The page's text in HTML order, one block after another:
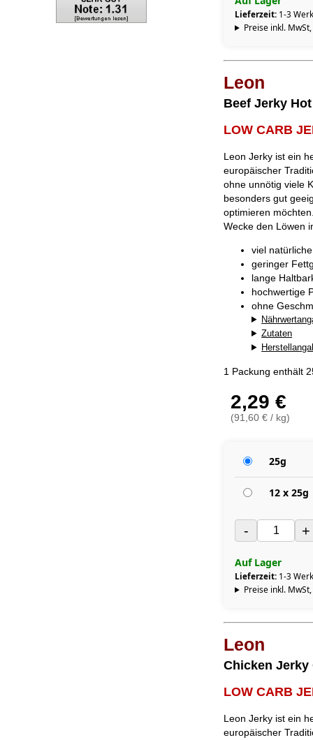
Lieferzeit: 1-3
Preise inkl.
Leon
Beef Jerky
LOW CARB
Leon Jerky ist ein
europäischer
ohne unnötig viele
besonders gut
optimieren
Wecke den Löwen
viel
geringer
lange
hochwertige
ohne
Zutaten
1 Packung enthält
2,29 €
(91,60 € / kg)
25g
12 x 25g
- +
Auf Lager
Lieferzeit: 1-3
Preise inkl.
Leon
Chicken Jerky
LOW CARB
Leon Jerky ist ein
europäischer